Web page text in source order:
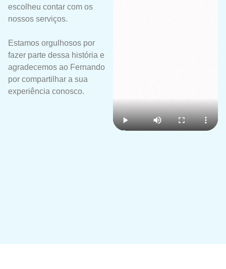
escolheu contar com os
nossos serviços.
Estamos orgulhosos por
fazer parte dessa história e
agradecemos ao Fernando
por compartilhar a sua
experiência conosco.